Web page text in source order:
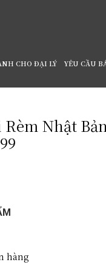
CHO ĐẠI LÝ YÊU CẦU
Rèm Nhật